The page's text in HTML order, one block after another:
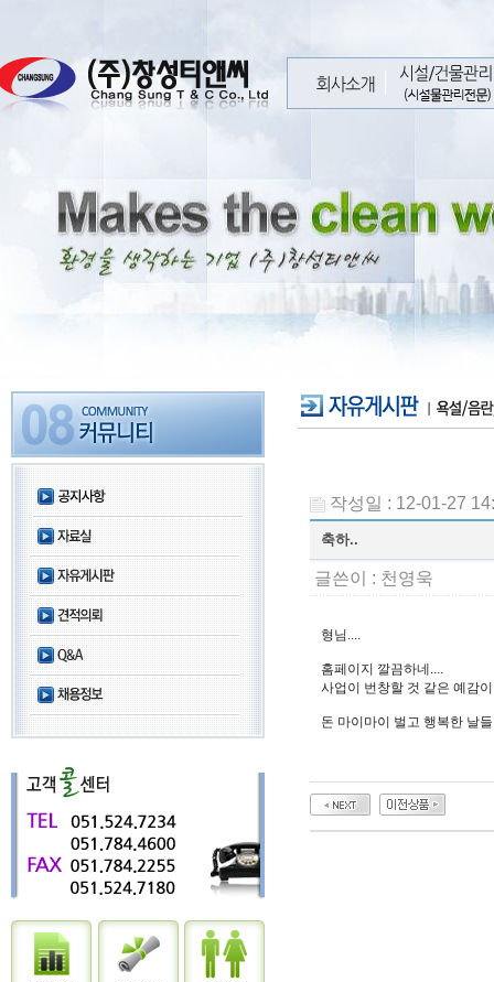
작성일 : 12-01-27
축하..
글쓴이 : 천영욱
형님....
홈페이지 깔끔하네....
사업이 번창할 것 같은 예감
돈 마이마이 벌고 행복한 날